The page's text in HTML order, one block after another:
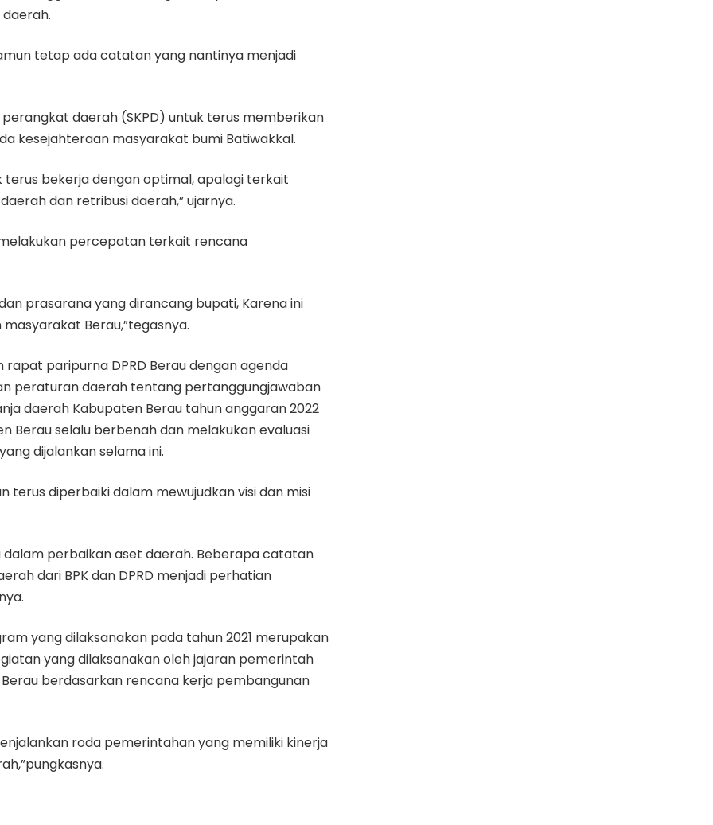
tetap ada catatan yang nantinya menjadi
daerah (SKPD) untuk terus memberikan
kesejahteraan masyarakat bumi Batiwakkal.
terus bekerja dengan optimal, apalagi terkait
dan retribusi daerah,” ujarnya.
percepatan terkait rencana
prasarana yang dirancang bupati, Karena ini
Berau,”tegasnya.
rapat paripurna DPRD Berau dengan agenda
peraturan daerah tentang pertanggungjawaban
daerah Kabupaten Berau tahun anggaran 2022
Berau selalu berbenah dan melakukan evaluasi
dijalankan selama ini.
terus diperbaiki dalam mewujudkan visi dan misi
dalam perbaikan aset daerah. Beberapa catatan
dari BPK dan DPRD menjadi perhatian
yang dilaksanakan pada tahun 2021 merupakan
yang dilaksanakan oleh jajaran pemerintah
berdasarkan rencana kerja pembangunan
roda pemerintahan yang memiliki kinerja